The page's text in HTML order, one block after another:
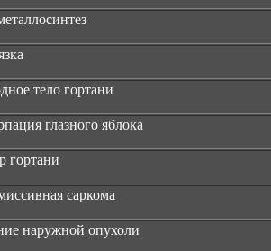
тело гортани
глазного яблока
гортани
саркома
наружной опухоли